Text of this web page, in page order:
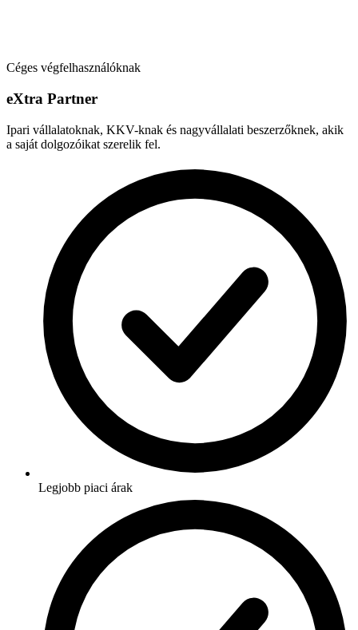
Céges végfelhasználóknak
eXtra Partner
Ipari vállalatoknak, KKV-knak és nagyvállalati beszerzőknek, akik
a saját dolgozóikat szerelik fel.
Legjobb piaci árak